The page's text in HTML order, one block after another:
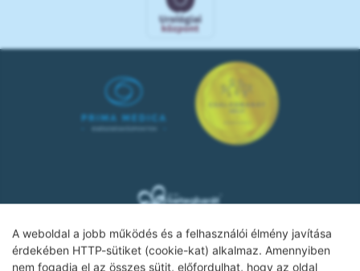
A weboldal a jobb működés és a felhasználói élmény javítása
érdekében HTTP-sütiket (cookie-kat) alkalmaz. Amennyiben
nem fogadja el az összes sütit, előfordulhat, hogy az oldal